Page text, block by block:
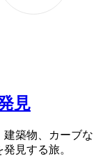
見
建築物、カーブな
見する旅。